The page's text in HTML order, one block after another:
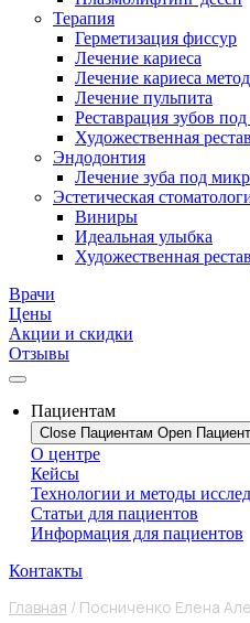
Терапия
Герметизация фиссур
Лечение кариеса
Лечение кариеса
Лечение пульпита
Реставрация зубов
Художественная
Эндодонтия
Лечение зуба под
Эстетическая
Виниры
Идеальная улыбка
Художественная
Врачи
Цены
Акции и скидки
Отзывы
Пациентам
Close Пациентам Open
О центре
Кейсы
Технологии и методы
Статьи для пациентов
Информация для пациентов
Контакты
Главная / Посниченко Елена